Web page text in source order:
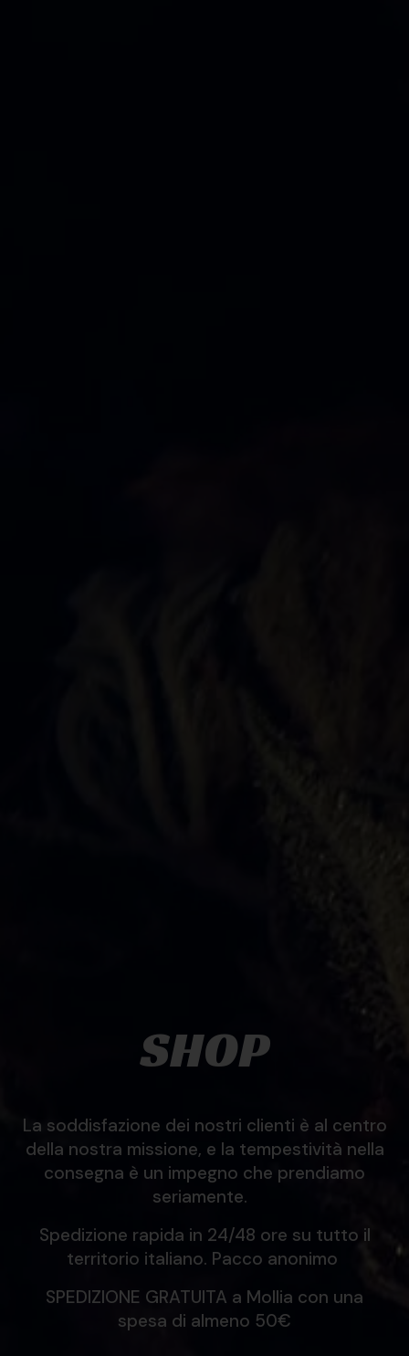
SHOP
La soddisfazione dei nostri clienti è al centro
della nostra missione, e la tempestività nella
consegna è un impegno che prendiamo
seriamente.
Spedizione rapida in 24/48 ore su tutto il
territorio italiano. Pacco anonimo
SPEDIZIONE GRATUITA a Mollia con una
spesa di almeno 50€